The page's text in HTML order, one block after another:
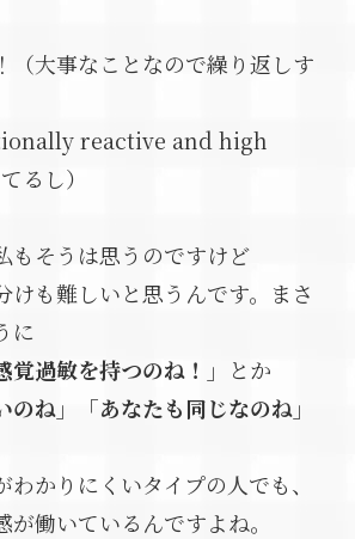
（大事なことなので繰り返しす
reactive and high
るし）
もそうは思うのですけど
けも難しいと思うんです。まさ
に
覚過敏を持つのね！」
とか
のね」「あなたも同じなのね」
かりにくいタイプの人でも、
働いているんですよね。